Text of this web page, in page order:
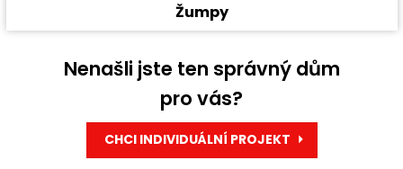
Žumpy
Nenašli jste ten správný dům
pro vás?
CHCI INDIVIDUÁLNÍ PROJEKT